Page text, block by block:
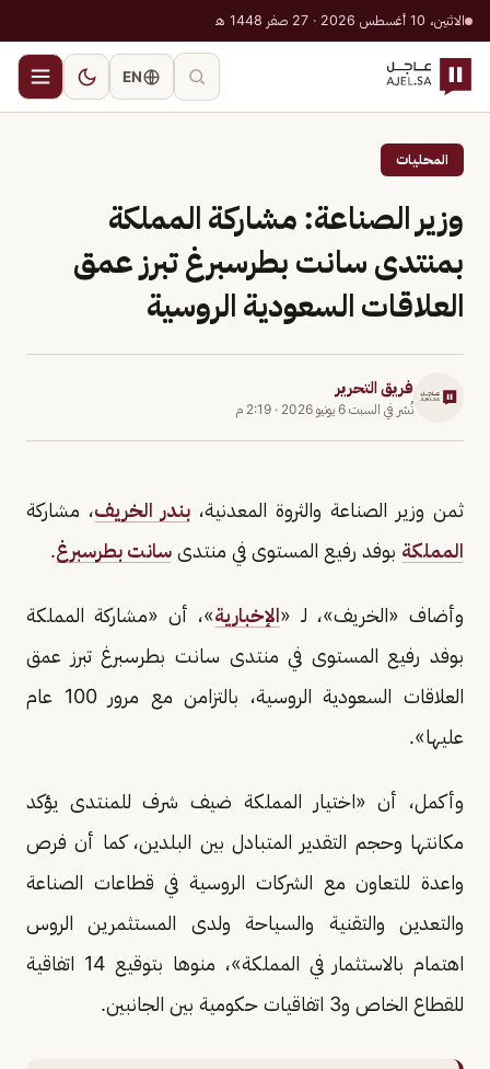
الاثنين، 10 أغسطس 2026 · 27 صفر 1448 هـ
EN
المحليات
وزير الصناعة: مشاركة المملكة
بمنتدى سانت بطرسبرغ تبرز عمق
العلاقات السعودية الروسية
فريق التحرير
نُشر في السبت 6 يونيو 2026 · 2:19 م
ثمن وزير الصناعة والثروة المعدنية، بندر الخريف، مشاركة
المملكة بوفد رفيع المستوى في منتدى سانت بطرسبرغ.
وأضاف «الخريف»، لـ «الإخبارية»، أن «مشاركة المملكة
بوفد رفيع المستوى في منتدى سانت بطرسبرغ تبرز عمق
العلاقات السعودية الروسية، بالتزامن مع مرور 100 عام
عليها».
وأكمل، أن «اختيار المملكة ضيف شرف للمنتدى يؤكد
مكانتها وحجم التقدير المتبادل بين البلدين، كما أن فرص
واعدة للتعاون مع الشركات الروسية في قطاعات الصناعة
والتعدين والتقنية والسياحة ولدى المستثمرين الروس
اهتمام بالاستثمار في المملكة»، منوها بتوقيع 14 اتفاقية
للقطاع الخاص و3 اتفاقيات حكومية بين الجانبين.